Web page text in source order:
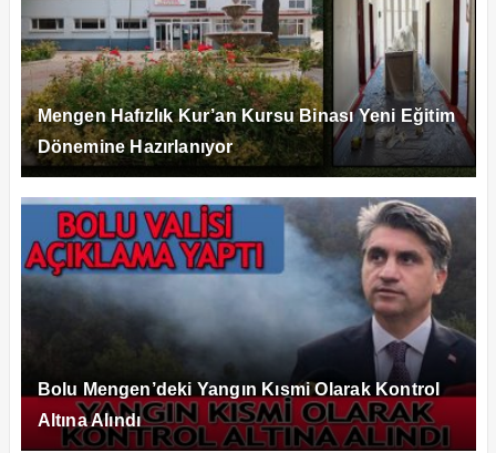
Mengen Hafızlık Kur’an Kursu Binası Yeni Eğitim
Dönemine Hazırlanıyor
Bolu Mengen’deki Yangın Kısmi Olarak Kontrol
Altına Alındı